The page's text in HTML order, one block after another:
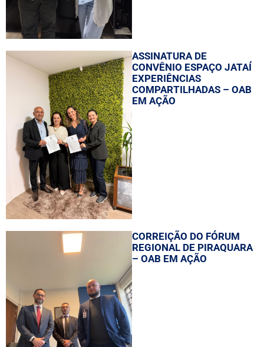
ASSINATURA DE
CONVÊNIO ESPAÇO JATAÍ
EXPERIÊNCIAS
COMPARTILHADAS – OAB
EM AÇÃO
CORREIÇÃO DO FÓRUM
REGIONAL DE PIRAQUARA
– OAB EM AÇÃO